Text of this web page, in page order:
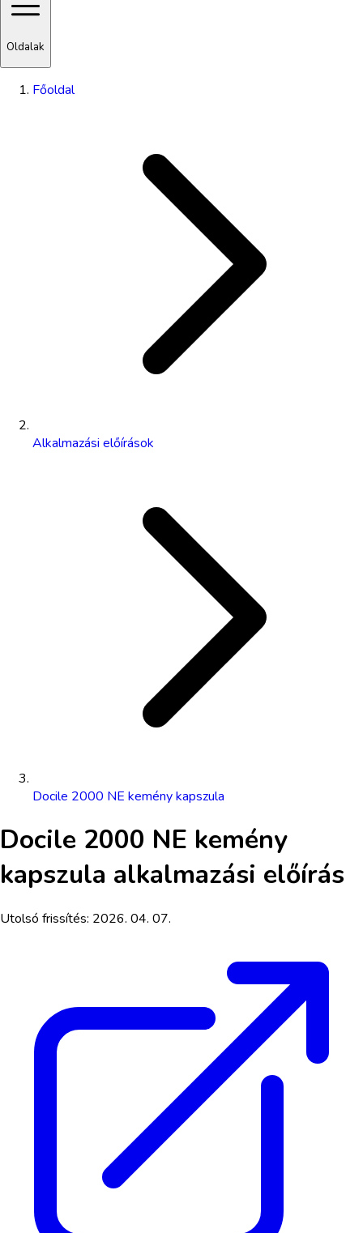
Oldalak
Főoldal
Alkalmazási előírások
Docile 2000 NE kemény kapszula
Docile 2000 NE kemény
kapszula alkalmazási előírás
Utolsó frissítés: 2026. 04. 07.